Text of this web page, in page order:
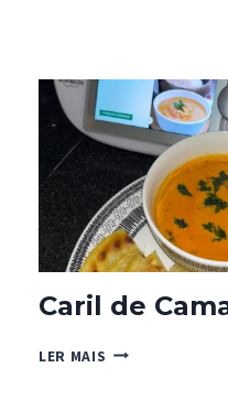
Caril de
LER MAIS CARIL